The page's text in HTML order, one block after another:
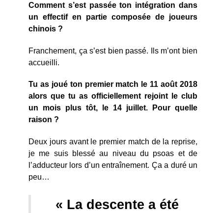
Comment s’est passée ton intégration dans
un effectif en partie composée de joueurs
chinois ?
Franchement, ça s’est bien passé. Ils m’ont bien
accueilli.
Tu as joué ton premier match le 11 août 2018
alors que tu as officiellement rejoint le club
un mois plus tôt, le 14 juillet. Pour quelle
raison ?
Deux jours avant le premier match de la reprise,
je me suis blessé au niveau du psoas et de
l’adducteur lors d’un entraînement. Ça a duré un
peu…
« La descente a été